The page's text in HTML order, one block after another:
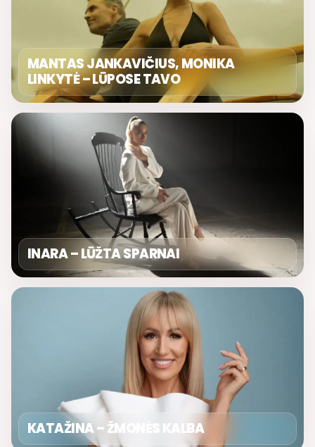
MANTAS JANKAVIČIUS, MONIKA
LINKYTĖ – LŪPOSE TAVO
INARA – LŪŽTA SPARNAI
KATAŽINA – ŽMONĖS KALBA